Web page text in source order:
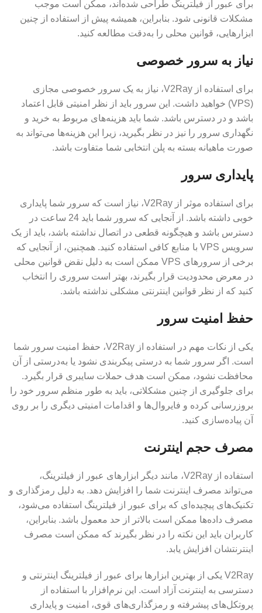
برای عبور از فیلترینگ طراحی شده‌اند، ممکن است موجب
مشکلات قانونی شود. بنابراین، همیشه پیش از استفاده از چنین
ابزارهایی، قوانین محلی را به‌دقت مطالعه کنید.
نیاز به سرور خصوصی
برای استفاده از V2Ray، نیاز به یک سرور خصوصی مجازی
(VPS) خواهید داشت. این سرور باید از نظر امنیتی قابل اعتماد
باشد و در دسترس باشد. شما باید هزینه‌های مربوط به خرید و
نگهداری سرور را نیز در نظر بگیرید، زیرا این هزینه‌ها می‌تواند به
صورت ماهیانه بسته به پلن انتخابی شما متفاوت باشد.
پایداری سرور
برای استفاده موثر از V2Ray، نیاز است که سرور شما پایداری
خوبی داشته باشد. از آنجایی که سرور شما باید 24 ساعت در
دسترس باشد و هیچگونه قطعی در اتصال نداشته باشد، باید از یک
سرویس VPS با منابع کافی استفاده کنید. همچنین، از آنجایی که
برخی از سرورهای VPS ممکن است به دلیل نقض قوانین محلی
در معرض محدودیت قرار بگیرند، بهتر است سروری را انتخاب
کنید که از نظر قوانین اینترنتی مشکلی نداشته باشد.
حفظ امنیت سرور
یکی از نکات مهم در استفاده از V2Ray، حفظ امنیت سرور شما
است. اگر سرور شما به درستی پیکربندی نشود یا به‌درستی از آن
محافظت نشود، ممکن است هدف حملات سایبری قرار بگیرد.
برای جلوگیری از چنین مشکلاتی، باید به طور منظم سرور خود را
بروزرسانی کرده و فایروال‌ها و اقدامات امنیتی دیگری را بر روی
آن پیاده‌سازی کنید.
مصرف حجم اینترنت
استفاده از V2Ray، مانند دیگر ابزارهای عبور از فیلترینگ،
می‌تواند مصرف اینترنت شما را افزایش دهد. به دلیل رمزگذاری و
تکنیک‌های پیچیده‌ای که برای عبور از فیلترینگ استفاده می‌شود،
مصرف داده‌ها ممکن است بالاتر از حد معمول باشد. بنابراین،
کاربران باید این نکته را در نظر بگیرند که ممکن است مصرف
اینترنتشان افزایش یابد.
V2Ray یکی از بهترین ابزارها برای عبور از فیلترینگ اینترنتی و
دسترسی به اینترنت آزاد است. این نرم‌افزار با استفاده از
پروتکل‌های پیشرفته و رمزگذاری‌های قوی، امنیت و پایداری